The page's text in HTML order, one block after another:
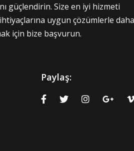
güçlendirin. Size en iyi hizmeti
uygun çözümlerle daha
için bize başvurun.
Paylaş: